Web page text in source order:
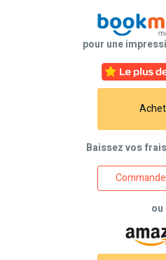
pour une
Baissez vos
ou